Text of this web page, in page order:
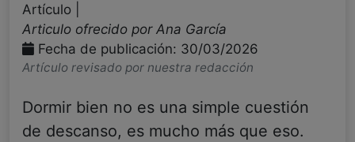
Artículo |
Articulo ofrecido por Ana García
Fecha de publicación: 30/03/2026
Artículo revisado por nuestra redacción
Dormir bien no es una simple cuestión
de descanso, es mucho más que eso.